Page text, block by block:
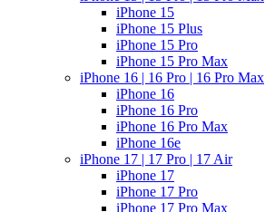
iPhone 15
iPhone 15 Plus
iPhone 15 Pro
iPhone 15 Pro Max
iPhone 16 | 16 Pro | 16 Pro Max
iPhone 16
iPhone 16 Pro
iPhone 16 Pro Max
iPhone 16e
iPhone 17 | 17 Pro | 17 Air
iPhone 17
iPhone 17 Pro
iPhone 17 Pro Max